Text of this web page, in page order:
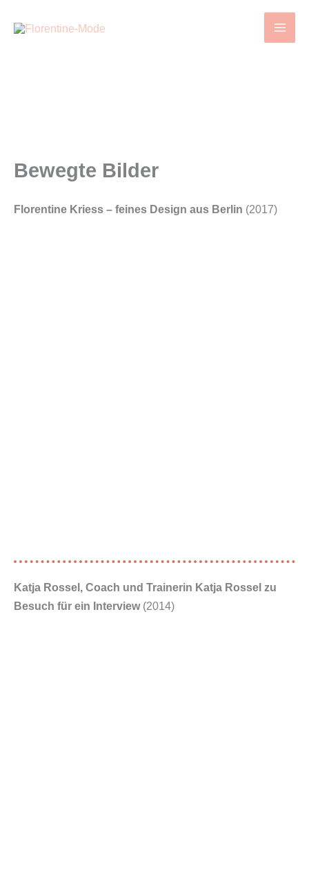
Inhalt
Bewegte Bilder
Florentine Kriess – feines Design aus Berlin (2017)
Katja Rossel, Coach und Trainerin Katja Rossel zu
Besuch für ein Interview(2014)